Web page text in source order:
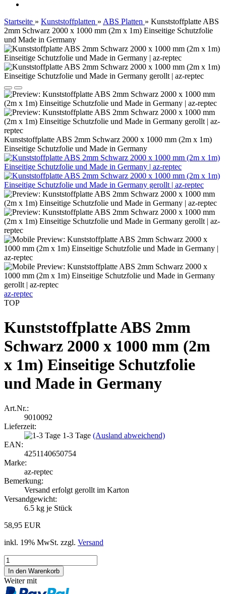
Startseite » Kunststoffplatten » ABS Platten » Kunststoffplatte ABS
2mm Schwarz 2000 x 1000 mm (2m x 1m) Einseitige Schutzfolie
und Made in Germany
Kunststoffplatte ABS 2mm Schwarz 2000 x 1000 mm (2m x 1m)
Einseitige Schutzfolie und Made in Germany
az-reptec
TOP
Kunststoffplatte ABS 2mm
Schwarz 2000 x 1000 mm (2m
x 1m) Einseitige Schutzfolie
und Made in Germany
Art.Nr.:
9010092
Lieferzeit:
1-3 Tage (Ausland abweichend)
EAN:
4251140650754
Marke:
az-reptec
Bemerkung:
Versand erfolgt gerollt im Karton
Versandgewicht:
6.5 kg je Stück
58,95 EUR
inkl. 19% MwSt. zzgl. Versand
Weiter mit